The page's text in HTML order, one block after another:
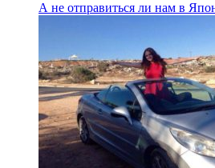
А не отправиться ли нам в